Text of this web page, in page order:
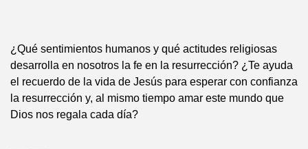
¿Qué sentimientos humanos y qué actitudes religiosas
desarrolla en nosotros la fe en la resurrección? ¿Te ayuda
el recuerdo de la vida de Jesús para esperar con confianza
la resurrección y, al mismo tiempo amar este mundo que
Dios nos regala cada día?